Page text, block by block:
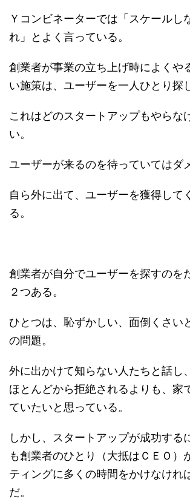
Ｙコンビネーターでは「スケールし
れ」とよく言っている。
創業者が事業の立ち上げ時によくや
い施策は、ユーザーを一人ひとり探
これはどのスタートアップもやらな
い。
ユーザーが来るのを待っていてはダ
自ら外に出て、ユーザーを獲得して
る。
創業者が自分でユーザーを探すのを
２つある。
ひとつは、恥ずかしい、面倒くさい
の問題。
外に出かけて知らない人たちと話し
ほとんどから拒絶されるよりも、家
ていたいと思っている。
しかし、スタートアップが成功する
も創業者のひとり（大抵はＣＥＯ）
ティングに多くの時間をかけなけれ
だ。